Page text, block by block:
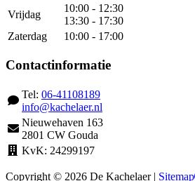
Vrijdag
10:00 - 12:30
13:30 - 17:30
Zaterdag
10:00 - 17:00
Contactinformatie
Tel: 06-41108189
info@kachelaer.nl
Nieuwehaven 163
2801 CW Gouda
KvK: 24299197
Copyright © 2026 De Kachelaer | Sitemap